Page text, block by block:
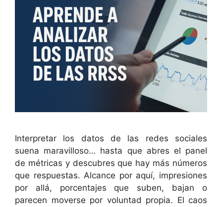
Interpretar los datos de las redes sociales
suena maravilloso… hasta que abres el panel
de métricas y descubres que hay más números
que respuestas. Alcance por aquí, impresiones
por allá, porcentajes que suben, bajan o
parecen moverse por voluntad propia. El caos